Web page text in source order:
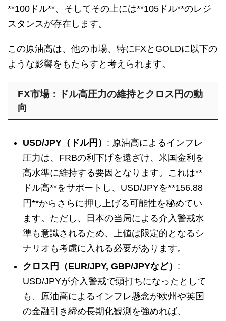
**100ドル**、そしてその上には**105ドル**のレジ
スタンスが存在します。
この原油高は、他の市場、特にFXとGOLDに以下の
ような影響をもたらすと考えられます。
FX市場：ドル高圧力の維持とクロス円の動
向
USD/JPY（ドル円） : 原油高によるインフレ
圧力は、FRBの利下げを遠ざけ、米国金利を
高水準に維持する要因となります。これは**
ドル高**をサポートし、USD/JPYを**156.88
円**からさらに押し上げる可能性を秘めてい
ます。ただし、日本の当局による介入警戒水
準も意識されるため、上値は限定的となるシ
ナリオも考慮に入れる必要があります。
クロス円（EUR/JPY, GBP/JPYなど） :
USD/JPYが介入警戒で頭打ちになったとして
も、原油高によるインフレ懸念が欧州や英国
の金融引き締め長期化観測を強めれば、